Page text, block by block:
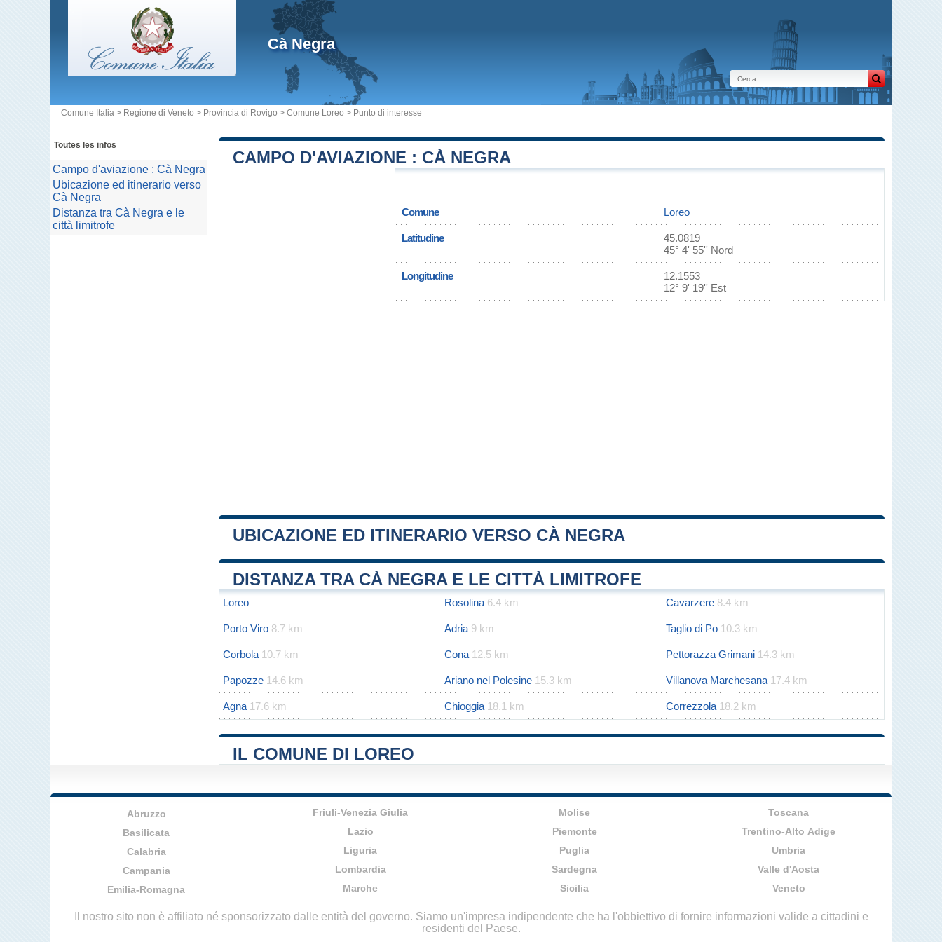
Cà Negra
Comune Italia > Regione di Veneto > Provincia di Rovigo > Comune Loreo > Punto di interesse
CAMPO D'AVIAZIONE : CÀ NEGRA
Comune Loreo
Latitudine
45.0819
45° 4' 55'' Nord
Longitudine
12.1553
12° 9' 19'' Est
UBICAZIONE ED ITINERARIO VERSO CÀ NEGRA
+
−
DISTANZA TRA CÀ NEGRA E LE CITTÀ LIMITROFE
Loreo Rosolina 6.4 km Cavarzere 8.4 km
Porto Viro 8.7 km Adria 9 km Taglio di Po 10.3 km
Corbola 10.7 km Cona 12.5 km Pettorazza Grimani 14.3 km
Papozze 14.6 km Ariano nel Polesine 15.3 km Villanova Marchesana 17.4 km
Agna 17.6 km Chioggia 18.1 km Correzzola 18.2 km
IL COMUNE DI LOREO
Toutes les infos
Campo d'aviazione : Cà Negra
Ubicazione ed itinerario verso
Cà Negra
Distanza tra Cà Negra e le
città limitrofe
Abruzzo
Basilicata
Calabria
Campania
Emilia-Romagna
Friuli-Venezia Giulia
Lazio
Liguria
Lombardia
Marche
Molise
Piemonte
Puglia
Sardegna
Sicilia
Toscana
Trentino-Alto Adige
Umbria
Valle d'Aosta
Veneto
Il nostro sito non è affiliato né sponsorizzato dalle entità del governo. Siamo un'impresa indipendente che ha l'obbiettivo di fornire informazioni valide a cittadini e
residenti del Paese.